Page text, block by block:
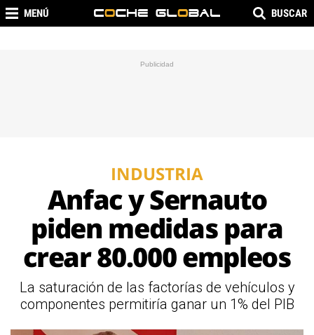
MENÚ BUSCAR
INDUSTRIA
Anfac y Sernauto
piden medidas para
crear 80.000 empleos
La saturación de las factorías de vehículos y
componentes permitiría ganar un 1% del PIB